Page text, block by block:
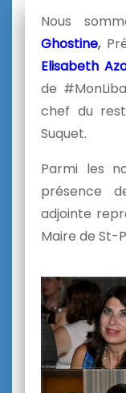
Nous
Ghostine,
Elisabeth
de
chef du
Suquet.
Parmi les
présence
adjointe
Maire de St-